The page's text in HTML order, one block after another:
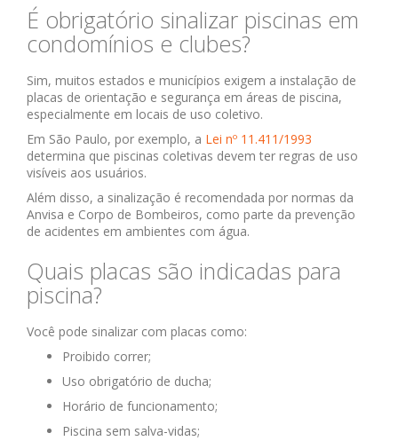
É obrigatório sinalizar piscinas em
condomínios e clubes?
Sim, muitos estados e municípios exigem a instalação de
placas de orientação e segurança em áreas de piscina,
especialmente em locais de uso coletivo.
Em São Paulo, por exemplo, a Lei nº 11.411/1993
determina que piscinas coletivas devem ter regras de uso
visíveis aos usuários.
Além disso, a sinalização é recomendada por normas da
Anvisa e Corpo de Bombeiros, como parte da prevenção
de acidentes em ambientes com água.
Quais placas são indicadas para
piscina?
Você pode sinalizar com placas como:
Proibido correr;
Uso obrigatório de ducha;
Horário de funcionamento;
Piscina sem salva-vidas;